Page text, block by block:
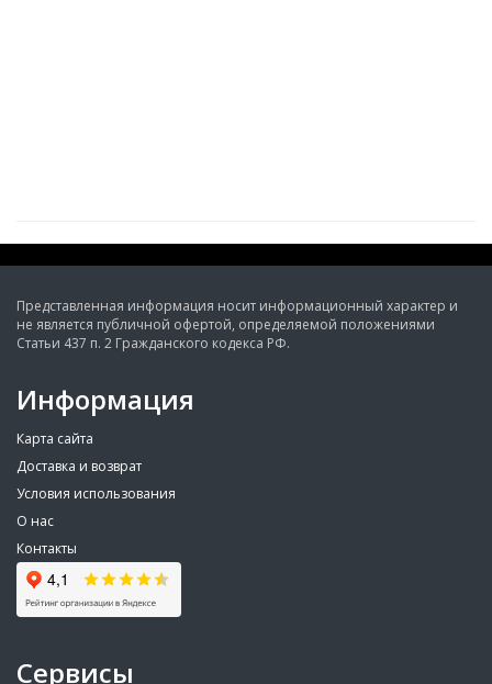
Представленная информация носит информационный характер и
не является публичной офертой, определяемой положениями
Статьи 437 п. 2 Гражданского кодекса РФ.
Информация
Карта сайта
Доставка и возврат
Условия использования
О нас
Контакты
Сервисы